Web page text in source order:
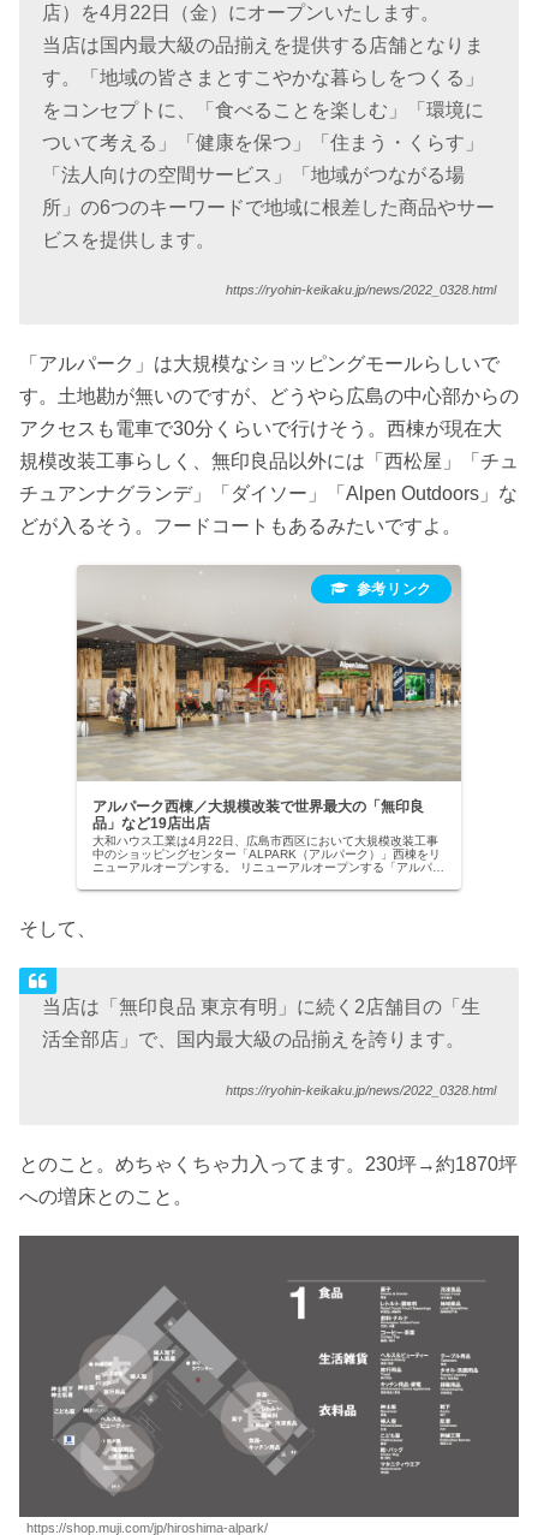
店）を4月22日（金）にオープンいたします。
当店は国内最大級の品揃えを提供する店舗となりま
す。「地域の皆さまとすこやかな暮らしをつくる」
をコンセプトに、「食べることを楽しむ」「環境に
ついて考える」「健康を保つ」「住まう・くらす」
「法人向けの空間サービス」「地域がつながる場
所」の6つのキーワードで地域に根差した商品やサー
ビスを提供します。
https://ryohin-keikaku.jp/news/2022_0328.html
「アルパーク」は大規模なショッピングモールらしいで
す。土地勘が無いのですが、どうやら広島の中心部からの
アクセスも電車で30分くらいで行けそう。西棟が現在大
規模改装工事らしく、無印良品以外には「西松屋」「チュ
チュアンナグランデ」「ダイソー」「Alpen Outdoors」な
どが入るそう。フードコートもあるみたいですよ。
アルパーク西棟／大規模改装で世界最大の「無印良
品」など19店出店
大和ハウス工業は4月22日、広島市西区において大規模改装工事
中のショッピングセンター「ALPARK（アルパーク）」西棟をリ
ニューアルオープンする。 リニューアルオープンする「アルパー
そして、
当店は「無印良品 東京有明」に続く2店舗目の「生
活全部店」で、国内最大級の品揃えを誇ります。
https://ryohin-keikaku.jp/news/2022_0328.html
とのこと。めちゃくちゃ力入ってます。230坪→約1870坪
への増床とのこと。
https://shop.muji.com/jp/hiroshima-alpark/